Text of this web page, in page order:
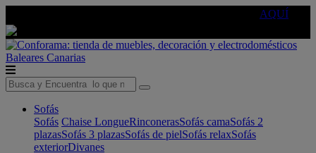
AQUÍ
Baleares Canarias
Sofás
Sofás Chaise LongueRinconerasSofás camaSofás 2
plazasSofás 3 plazasSofás de pielSofás relaxSofás
exteriorDivanes